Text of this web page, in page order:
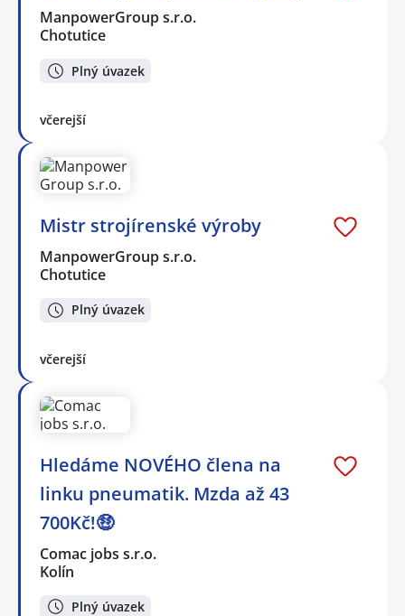
ManpowerGroup s.r.o.
Chotutice
Plný úvazek
včerejší
Mistr strojírenské výroby
ManpowerGroup s.r.o.
Chotutice
Plný úvazek
včerejší
Hledáme NOVÉHO člena na
linku pneumatik. Mzda až 43
700Kč!🤑
Comac jobs s.r.o.
Kolín
Plný úvazek